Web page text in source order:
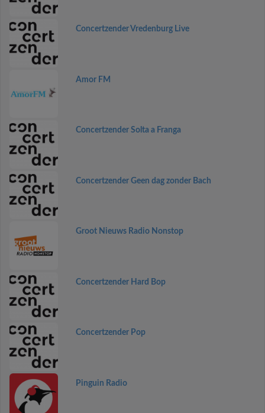
Concertzender Vredenburg Live
Amor FM
Concertzender Solta a Franga
Concertzender Geen dag zonder Bach
Groot Nieuws Radio Nonstop
Concertzender Hard Bop
Concertzender Pop
Pinguin Radio